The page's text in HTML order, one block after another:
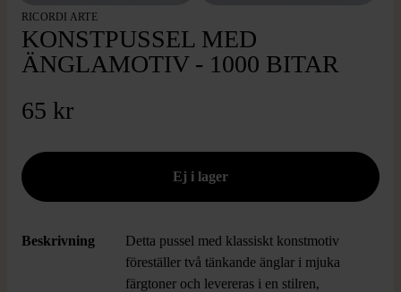
RICORDI ARTE
KONSTPUSSEL MED
ÄNGLAMOTIV - 1000 BITAR
65 kr
Beskrivning
Detta pussel med klassiskt konstmotiv
föreställer två tänkande änglar i mjuka
färgtoner och levereras i en stilren,